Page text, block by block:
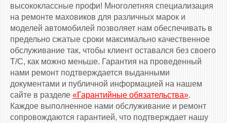
высококлассные профи! Многолетняя специализация
на ремонте маховиков для различных марок и
моделей автомобилей позволяет нам обеспечивать в
предельно сжатые сроки максимально качественное
обслуживание так, чтобы клиент оставался без своего
Т/С, как можно меньше. Гарантия на проведенный
нами ремонт подтверждается выданными
документами и публичной информацией на нашем
сайте в разделе «Гарантийные обязательства».
Каждое выполненное нами обслуживание и ремонт
сопровождаются гарантией, что подтверждает нашу